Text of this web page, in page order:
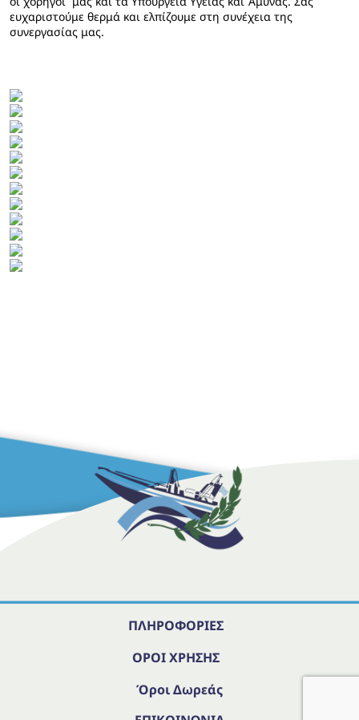
ευχαριστούμε θερμά και ελπίζουμε στη συνέχεια της
συνεργασίας μας.
ΠΛΗΡΟΦΟΡΙΕΣ
ΟΡΟΙ ΧΡΗΣΗΣ
Όροι Δωρεάς